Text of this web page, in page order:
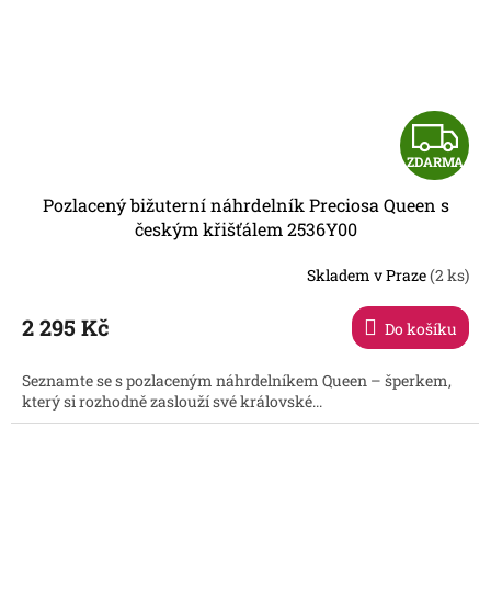
Z
D
R
ZDARMA
Pozlacený bižuterní náhrdelník Preciosa Queen s
českým křišťálem 2536Y00
Skladem v Praze(2 ks)
2 295 Kč Do košíku
Seznamte se s pozlaceným náhrdelníkem Queen – šperkem,
který si rozhodně zaslouží své královské...